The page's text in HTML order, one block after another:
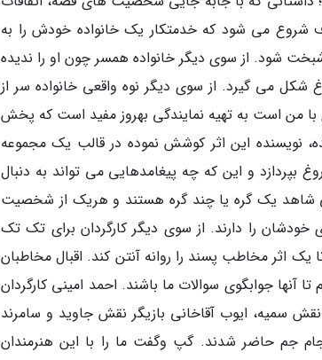
می شود که خدمتکار یک خانواده خودش را به
شود. از سوی دیگر خانواده همسر چون او را ندیده
می گیرد. از سوی دیگر نوه واقعی خانواده سر از
با من است به تهیه نمایندگی بهروز مفید است که پخش
نویسنده این اثر کوشش نموده در قالب یک مجموعه
می شود به موضوع دروغ بپردازد و این که چه پیغامدهایی می تواند به دنبال
شاهد یک گره یا چند گره هستند و هریک از شخصیت
را دارند. از سوی دیگر کارگردان برای تک تک
اثر مخاطب پسند را روانه آنتن کند. اقبال مخاطبان
آنها جوابگوی سوالات ما باشند. احمد امینی کارگردان
سمیه، ایوب آقاخانی بازیگر نقش جاوید و سامرند
جم حاضر شدند. گپ وگفت ما را با این هنرمندان